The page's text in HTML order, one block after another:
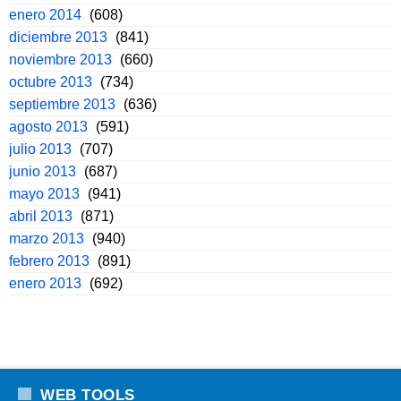
enero 2014 (608)
diciembre 2013 (841)
noviembre 2013 (660)
octubre 2013 (734)
septiembre 2013 (636)
agosto 2013 (591)
julio 2013 (707)
junio 2013 (687)
mayo 2013 (941)
abril 2013 (871)
marzo 2013 (940)
febrero 2013 (891)
enero 2013 (692)
WEB TOOLS